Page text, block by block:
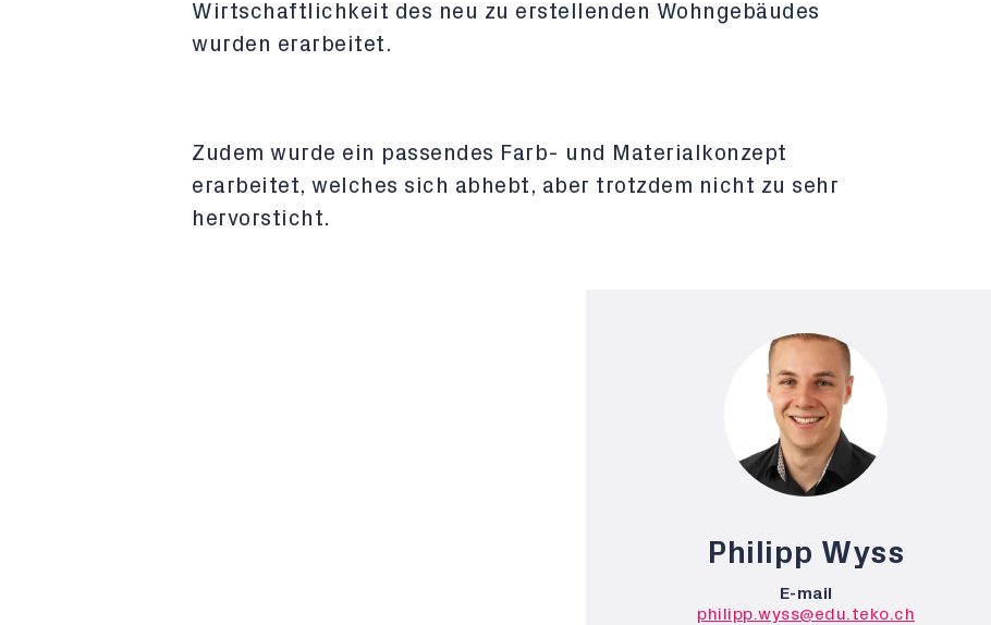
Wirtschaftlichkeit des neu zu erstellenden Wohngebäudes
wurden erarbeitet.
Zudem wurde ein passendes Farb- und Materialkonzept
erarbeitet, welches sich abhebt, aber trotzdem nicht zu sehr
hervorsticht.
Philipp Wyss
E-mail
philipp.wyss@edu.teko.ch